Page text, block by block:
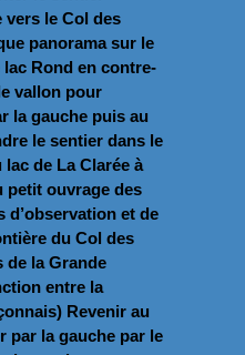
le Col des
panorama sur le
Rond en contre-
vallon pour
la gauche puis au
le sentier dans le
de La Clarée à
petit ouvrage des
d’observation et de
du Col des
de la Grande
entre la
Revenir au
par la gauche par le